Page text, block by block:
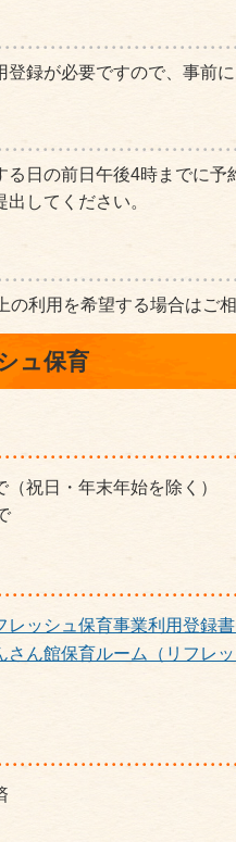
録が必要ですので、事前に
日の前日午後4時までに予
してください。
利用を希望する場合はご相
ュ保育
祝日・年末年始を除く）
レッシュ保育事業利用登録
さん館保育ルーム（リフレ